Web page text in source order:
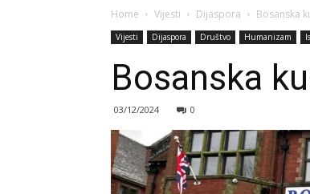
Home Vijesti Dijaspora Bosanska
Vijesti Dijaspora Društvo Humanizam
Bosanska
03/12/2024 0